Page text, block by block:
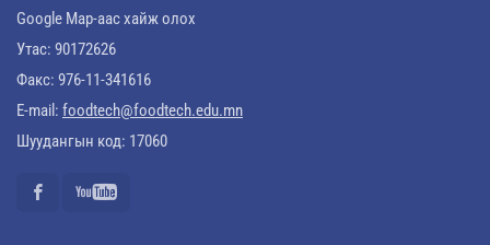
Google Map-аас хайж олох
Утас: 90172626
Факс: 976-11-341616
E-mail: foodtech@foodtech.edu.mn
Шуудангын код: 17060